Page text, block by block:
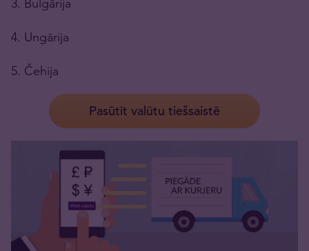
3. Bulgārija
4. Ungārija
5. Čehija
Pasūtīt valūtu tiešsaistē